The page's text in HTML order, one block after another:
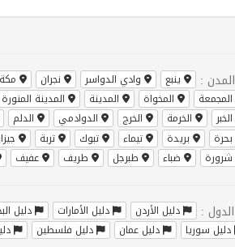
المدن : ينبع وادي الدواسر نجران
المجمعة
المخواة المدينة المدينة المنورة
الخبر
الخرمة الخرج الدوادمي الدلم
بحرة
بريدة تيماء تبوك تربة
شرورة
ضباء طبرجل طريف عفيف
الدول : دليل الأردن دليل الأمارات دليل
دليل سوريا
دليل عمان دليل فلسطين